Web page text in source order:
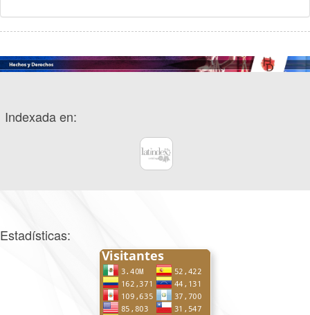
Indexada en:
Estadísticas: